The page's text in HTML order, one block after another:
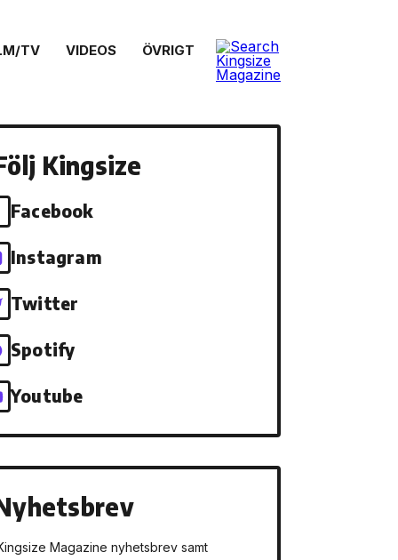
TV VIDEOS ÖVRIGT
Kingsize
Facebook
Instagram
Twitter
Spotify
Youtube
Magazine nyhetsbrev samt